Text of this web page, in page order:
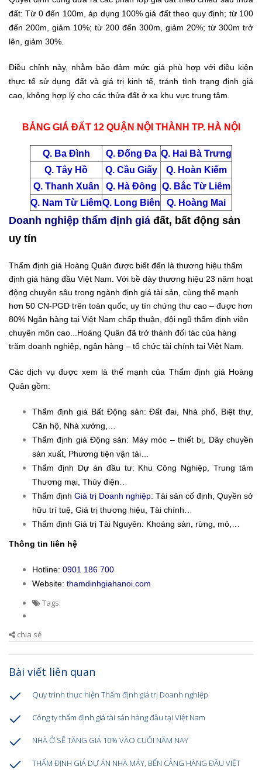
đất: Từ 0 đến 100m, áp dụng 100% giá đất theo quy định; từ 100
đến 200m, giảm 10%; từ 200 đến 300m, giảm 20%; từ 300m trở
lên, giảm 30%.
Điều chỉnh này, nhằm bảo đảm mức giá phù hợp với điều kiện
thực tế sử dụng đất và giá trị kinh tế, tránh tình trạng định giá
cao, không hợp lý cho các thửa đất ở xa khu vực trung tâm.
BẢNG GIÁ ĐẤT 12 QUẬN NỘI THÀNH TP. HÀ NỘI
Q. Ba Đình Q. Đống Đa Q. Hai Bà Trưng
Q. Tây Hồ
Q. Cầu Giấy
Q. Hoàn Kiếm
Q. Thanh Xuân
Q. Hà Đông Q. Bắc Từ Liêm
Q. Nam Từ LiêmQ. Long Biên Q. Hoàng Mai
Doanh nghiệp thẩm định giá đất, bất động sản
uy tín
Thẩm định giá Hoàng Quân được biết đến là thương hiệu thẩm
định giá hàng đầu Việt Nam. Với bề dày thương hiệu 23 năm hoạt
động chuyên sâu trong ngành định giá tài sản, cùng thế mạnh
hơn 50 CN-PGD trên toàn quốc, uy tín chứng thư cao – được hơn
80% Ngân hàng tại Việt Nam chấp thuận, đội ngũ thẩm định viên
chuyên môn cao...Hoàng Quân đã trở thành đối tác của hàng
trăm doanh nghiệp, ngân hàng – tổ chức tài chính tại Việt Nam.
Các dịch vụ được xem là thế mạnh của Thẩm định giá Hoàng
Quân gồm:
Thẩm định giá Bất Động sản: Đất đai, Nhà phố, Biệt thự,
Căn hộ, Nhà xưởng,…
Thẩm định giá Động sản: Máy móc – thiết bị, Dây chuyền
sản xuất, Phương tiện vận tải…
Thẩm định Dự án đầu tư: Khu Công Nghiệp, Trung tâm
Thương mại, Thủy điện…
Thẩm định Giá trị Doanh nghiệp: Tài sản cố định, Quyền sở
hữu trí tuệ, Giá trị thương hiệu, Tài chính…
Thẩm định Giá trị Tài Nguyên: Khoáng sản, rừng, mỏ,…
Thông tin liên hệ
Hotline: 0901 186 700
Website: thamdinhgiahanoi.com
Tags:
chia sẻ
Bài viết liên quan
Quy trình thực hiện Thẩm định giá trị Doanh nghiệp
Công ty thẩm định giá tài sản hàng đầu tại Việt Nam
NHÀ Ở SẼ TĂNG GIÁ 10% VÀO CUỐI NĂM NAY
THẨM ĐỊNH GIÁ DỰ ÁN NHÀ MÁY, BẾN CẢNG HÀNG ĐẦU VIỆT